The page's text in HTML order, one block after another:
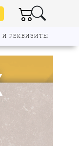
И РЕКВИЗИТЫ